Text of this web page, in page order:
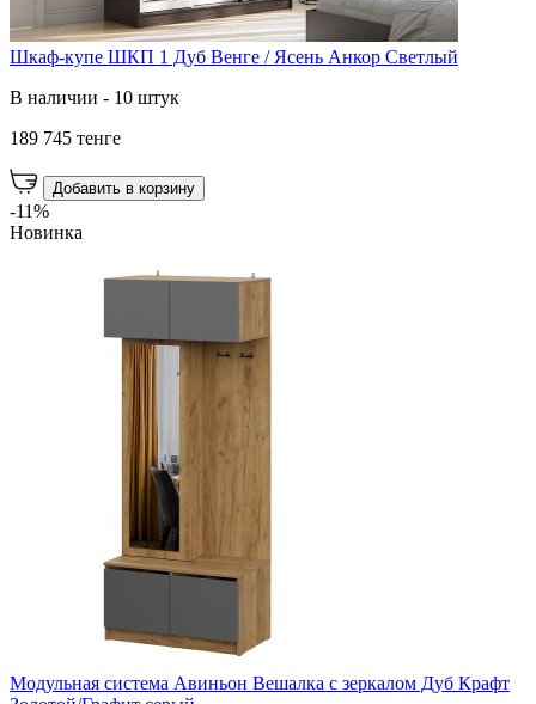
Шкаф-купе ШКП 1 Дуб Венге / Ясень Анкор Светлый
В наличии - 10 штук
189 745 тенге
Добавить в корзину
-11%
Новинка
Модульная система Авиньон Вешалка с зеркалом Дуб Крафт